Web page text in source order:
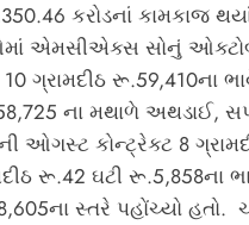
કરોડનાં કામકાજ
એમસીએક્સ સોનું
ગ્રામદીઠ રૂ.59,410ના
ના મથાળે અથડાઈ,
ઓગસ્ટ કોન્ટ્રેક્ટ 8
રૂ.42 ઘટી રૂ.5,858ના
સ્તરે પહોંચ્યો હતો.